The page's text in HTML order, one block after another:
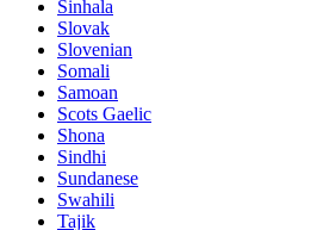
Sinhala
Slovak
Slovenian
Somali
Samoan
Scots Gaelic
Shona
Sindhi
Sundanese
Swahili
Tajik